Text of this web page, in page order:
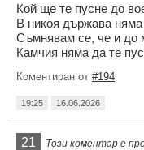
Кой ще те пусне до
В никоя държава няма
Съмнявам се, че и до
Камчия няма да те
Коментиран от #194
19:25 16.06.2026
21 Този коментар е